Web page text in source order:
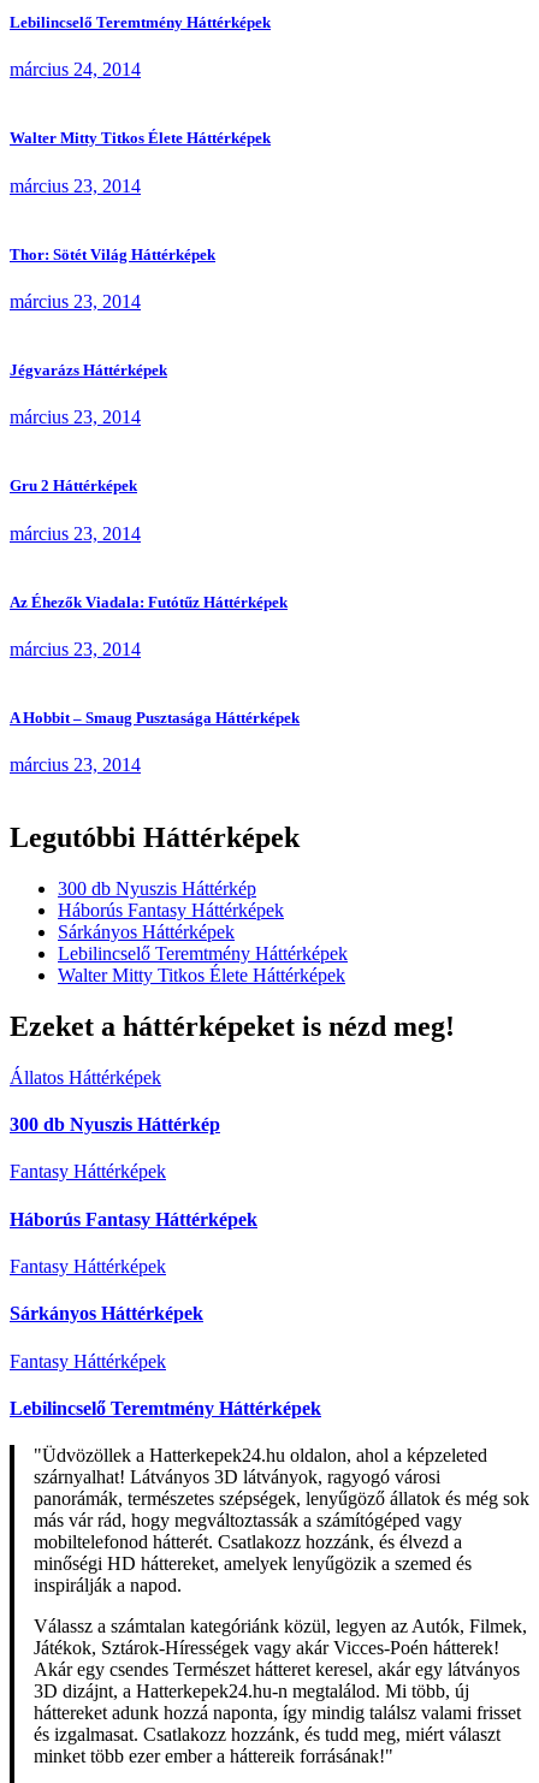
Lebilincselő Teremtmény Háttérképek
március 24, 2014
Walter Mitty Titkos Élete Háttérképek
március 23, 2014
Thor: Sötét Világ Háttérképek
március 23, 2014
Jégvarázs Háttérképek
március 23, 2014
Gru 2 Háttérképek
március 23, 2014
Az Éhezők Viadala: Futótűz Háttérképek
március 23, 2014
A Hobbit – Smaug Pusztasága Háttérképek
március 23, 2014
Legutóbbi Háttérképek
300 db Nyuszis Háttérkép
Háborús Fantasy Háttérképek
Sárkányos Háttérképek
Lebilincselő Teremtmény Háttérképek
Walter Mitty Titkos Élete Háttérképek
Ezeket a háttérképeket is nézd meg!
Állatos Háttérképek
300 db Nyuszis Háttérkép
Fantasy Háttérképek
Háborús Fantasy Háttérképek
Fantasy Háttérképek
Sárkányos Háttérképek
Fantasy Háttérképek
Lebilincselő Teremtmény Háttérképek
"Üdvözöllek a Hatterkepek24.hu oldalon, ahol a képzeleted
szárnyalhat! Látványos 3D látványok, ragyogó városi
panorámák, természetes szépségek, lenyűgöző állatok és még sok
más vár rád, hogy megváltoztassák a számítógéped vagy
mobiltelefonod hátterét. Csatlakozz hozzánk, és élvezd a
minőségi HD háttereket, amelyek lenyűgözik a szemed és
inspirálják a napod.
Válassz a számtalan kategóriánk közül, legyen az Autók, Filmek,
Játékok, Sztárok-Hírességek vagy akár Vicces-Poén hátterek!
Akár egy csendes Természet hátteret keresel, akár egy látványos
3D dizájnt, a Hatterkepek24.hu-n megtalálod. Mi több, új
háttereket adunk hozzá naponta, így mindig találsz valami frisset
és izgalmasat. Csatlakozz hozzánk, és tudd meg, miért választ
minket több ezer ember a háttereik forrásának!"